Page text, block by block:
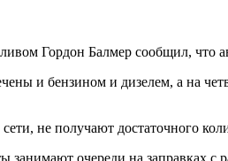
Гордон Балмер сообщил, что
и бензином и дизелем, а на
не получают достаточного
очереди на заправках с